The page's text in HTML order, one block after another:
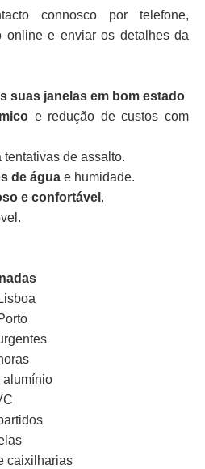
connosco por telefone,
online e enviar os detalhes da
suas janelas em bom estado
e redução de custos com
tentativas de assalto.
de água e humidade.
e confortável .
alumínio
caixilharias